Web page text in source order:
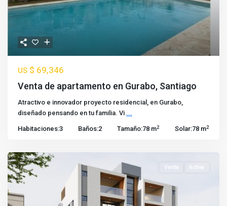
US $ 69,346
Venta de apartamento en Gurabo, Santiago
Atractivo e innovador proyecto residencial, en Gurabo,
diseñado pensando en tu familia. Vi ...
Habitaciones:3 Baños:2 Tamaño:78 m2 Solar:78 m2
Venta Activa